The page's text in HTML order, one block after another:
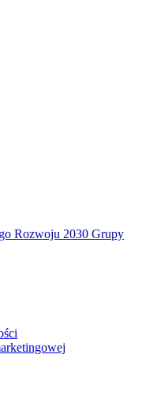
Rozwoju 2030 Grupy